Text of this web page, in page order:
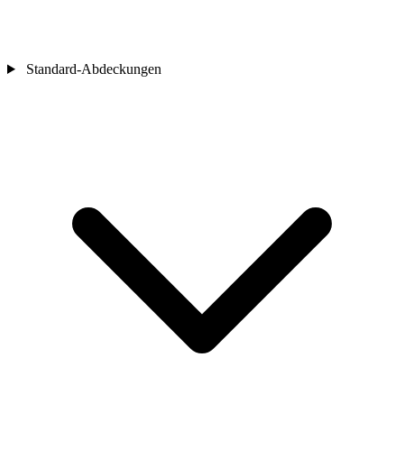
Standard-Abdeckungen